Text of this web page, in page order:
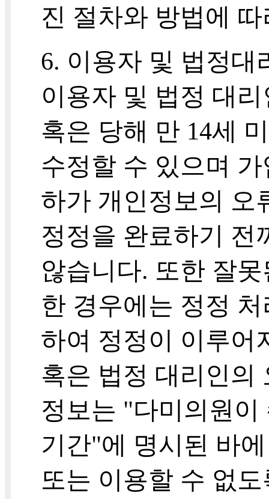
진 절차와 방법에
6. 이용자 및 법정대
이용자 및 법정 대
혹은 당해 만 14세
수정할 수 있으며
하가 개인정보의 오
정정을 완료하기 전
않습니다. 또한 잘
한 경우에는 정정
하여 정정이 이루어
혹은 법정 대리인의
정보는 "다미의원
기간"에 명시된 바
또는 이용할 수 없